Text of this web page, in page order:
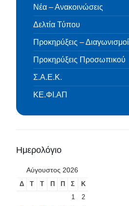
Νέα – Ανακοινώσεις
Δελτία Τύπου
Προκηρύξεις – Διαγωνισμοί
Προκηρύξεις Προσωπικού
Σ.Α.Ε.Κ.
ΚΕ.ΦΙ.ΑΠ
Ημερολόγιο
Αύγουστος 2026
Δ Τ Τ Π Π Σ
Κ
1
2